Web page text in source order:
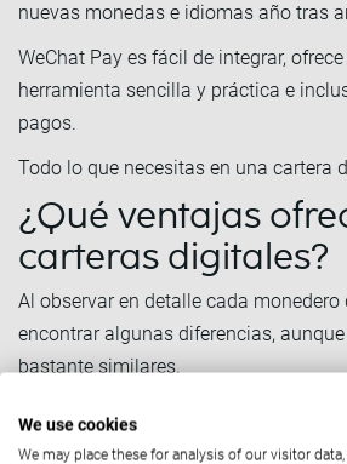
nuevas monedas e idiomas año tras
WeChat Pay es fácil de integrar,
herramienta sencilla y práctica e
pagos.
Todo lo que necesitas en una cartera
¿Qué ventajas
carteras digitales?
Al observar en detalle cada
encontrar algunas diferencias,
bastante similares.
Vamos a analizar las principales
métodos de pago.
We use cookies
We may place these for analysis of our visitor